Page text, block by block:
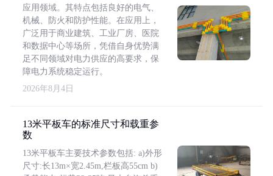
应用领域。其特点包括良好的电气、
机械、防火和防护性能。在应用上，
广泛用于商业建筑、工业厂房、医院
和数据中心等场所，凭借自身优势满
足不同领域对电力供应的高要求，保
障电力系统稳定运行。
2026年8月4日
13米平板车的标准尺寸和载重参
数
13米平板车主要技术参数包括: a)外形
尺寸:长13m×宽2.45m,栏板高55cm b)